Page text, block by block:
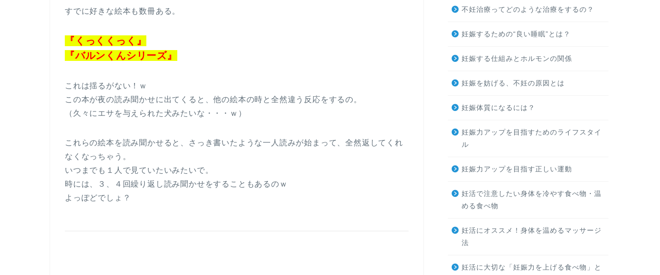
すでに好きな絵本も数冊ある。
『くっくくっく』
『バルンくんシリーズ』
これは揺るがない！ｗ
この本が夜の読み聞かせに出てくると、他の絵本の時と全然違う反応をするの。
（久々にエサを与えられた犬みたいな・・・ｗ）
これらの絵本を読み聞かせると、さっき書いたような一人読みが始まって、全然返してくれ
なくなっちゃう。
いつまでも１人で見ていたいみたいで。
時には、３、４回繰り返し読み聞かせをすることもあるのｗ
よっぽどでしょ？
不妊治療ってどのような治療をするの？
妊娠するための“良い睡眠”とは？
妊娠する仕組みとホルモンの関係
妊娠を妨げる、不妊の原因とは
妊娠体質になるには？
妊娠力アップを目指すためのライフスタイ
ル
妊娠力アップを目指す正しい運動
妊活で注意したい身体を冷やす食べ物・温
める食べ物
妊活にオススメ！身体を温めるマッサージ
法
妊活に大切な「妊娠力を上げる食べ物」と